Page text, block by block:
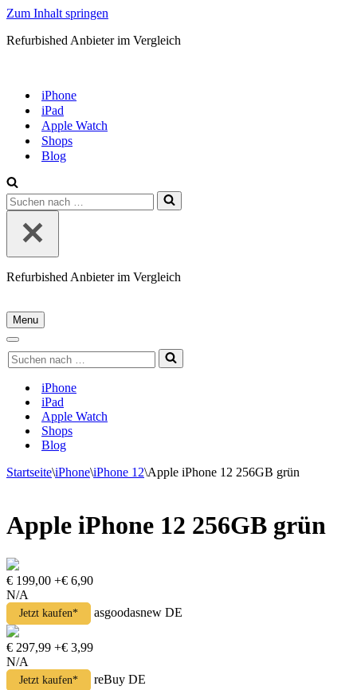
Zum Inhalt springen
Refurbished Anbieter im Vergleich
iPhone
iPad
Apple Watch
Shops
Blog
Suchen
nach …
Refurbished Anbieter im Vergleich
Menu
Navigationsmenü
Navigationsmenü
Suchen
nach …
iPhone
iPad
Apple Watch
Shops
Blog
Startseite\iPhone\iPhone 12\Apple iPhone 12 256GB grün
Apple iPhone 12 256GB grün
€ 199,00 +€ 6,90
N/A
Jetzt kaufen* asgoodasnew DE
€ 297,99 +€ 3,99
N/A
Jetzt kaufen*
reBuy DE